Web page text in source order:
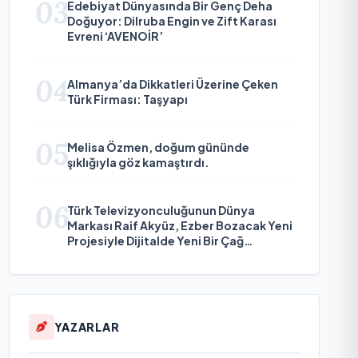
03Edebiyat Dünyasında Bir Genç Deha
Doğuyor: Dilruba Engin ve Zift Karası
Evreni ‘AVENOİR’
04Almanya’da Dikkatleri Üzerine Çeken
Türk Firması: Taşyapı
05Melisa Özmen, doğum gününde
şıklığıyla göz kamaştırdı.
06Türk Televizyonculuğunun Dünya
Markası Raif Akyüz, Ezber Bozacak Yeni
Projesiyle Dijitalde Yeni Bir Çağ
YAZARLAR